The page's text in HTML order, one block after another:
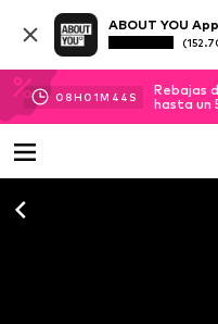
ABOUT YOU App
08H 01M 43 S
Rebajas
hasta un